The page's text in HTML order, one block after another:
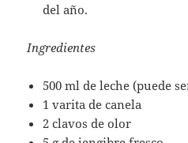
del año.
Ingredientes
500 ml de leche (puede
1 varita de canela
2 clavos de olor